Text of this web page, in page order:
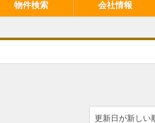
物件検索 会社情報